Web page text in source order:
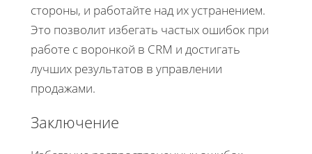
стороны, и работайте над их устранением.
Это позволит избегать частых ошибок при
работе с воронкой в CRM и достигать
лучших результатов в управлении
продажами.
Заключение